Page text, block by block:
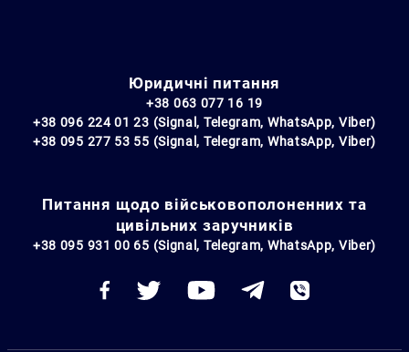
Юридичні питання
+38 063 077 16 19
+38 096 224 01 23 (Signal, Telegram, WhatsApp, Viber)
+38 095 277 53 55 (Signal, Telegram, WhatsApp, Viber)
Питання щодо військовополоненних та
цивільних заручників
+38 095 931 00 65 (Signal, Telegram, WhatsApp, Viber)